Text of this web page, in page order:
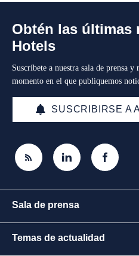
Obtén las últimas
Hotels
Suscríbete a nuestra sala de prensa
momento en el que publiquemos
SUSCRIBIRSE A
Sala de prensa
Temas de actualidad